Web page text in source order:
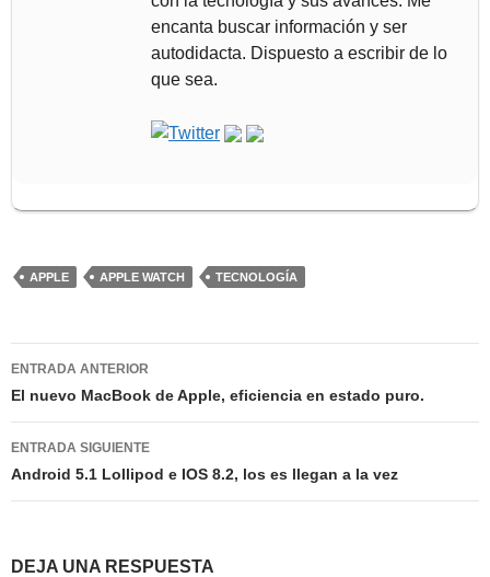
encanta buscar información y ser
autodidacta. Dispuesto a escribir de lo
que sea.
APPLE APPLE WATCH TECNOLOGÍA
Navegación
de
entradas
ENTRADA ANTERIOR
El nuevo MacBook de Apple, eficiencia en estado puro.
ENTRADA SIGUIENTE
Android 5.1 Lollipod e IOS 8.2, los es llegan a la vez
DEJA UNA RESPUESTA